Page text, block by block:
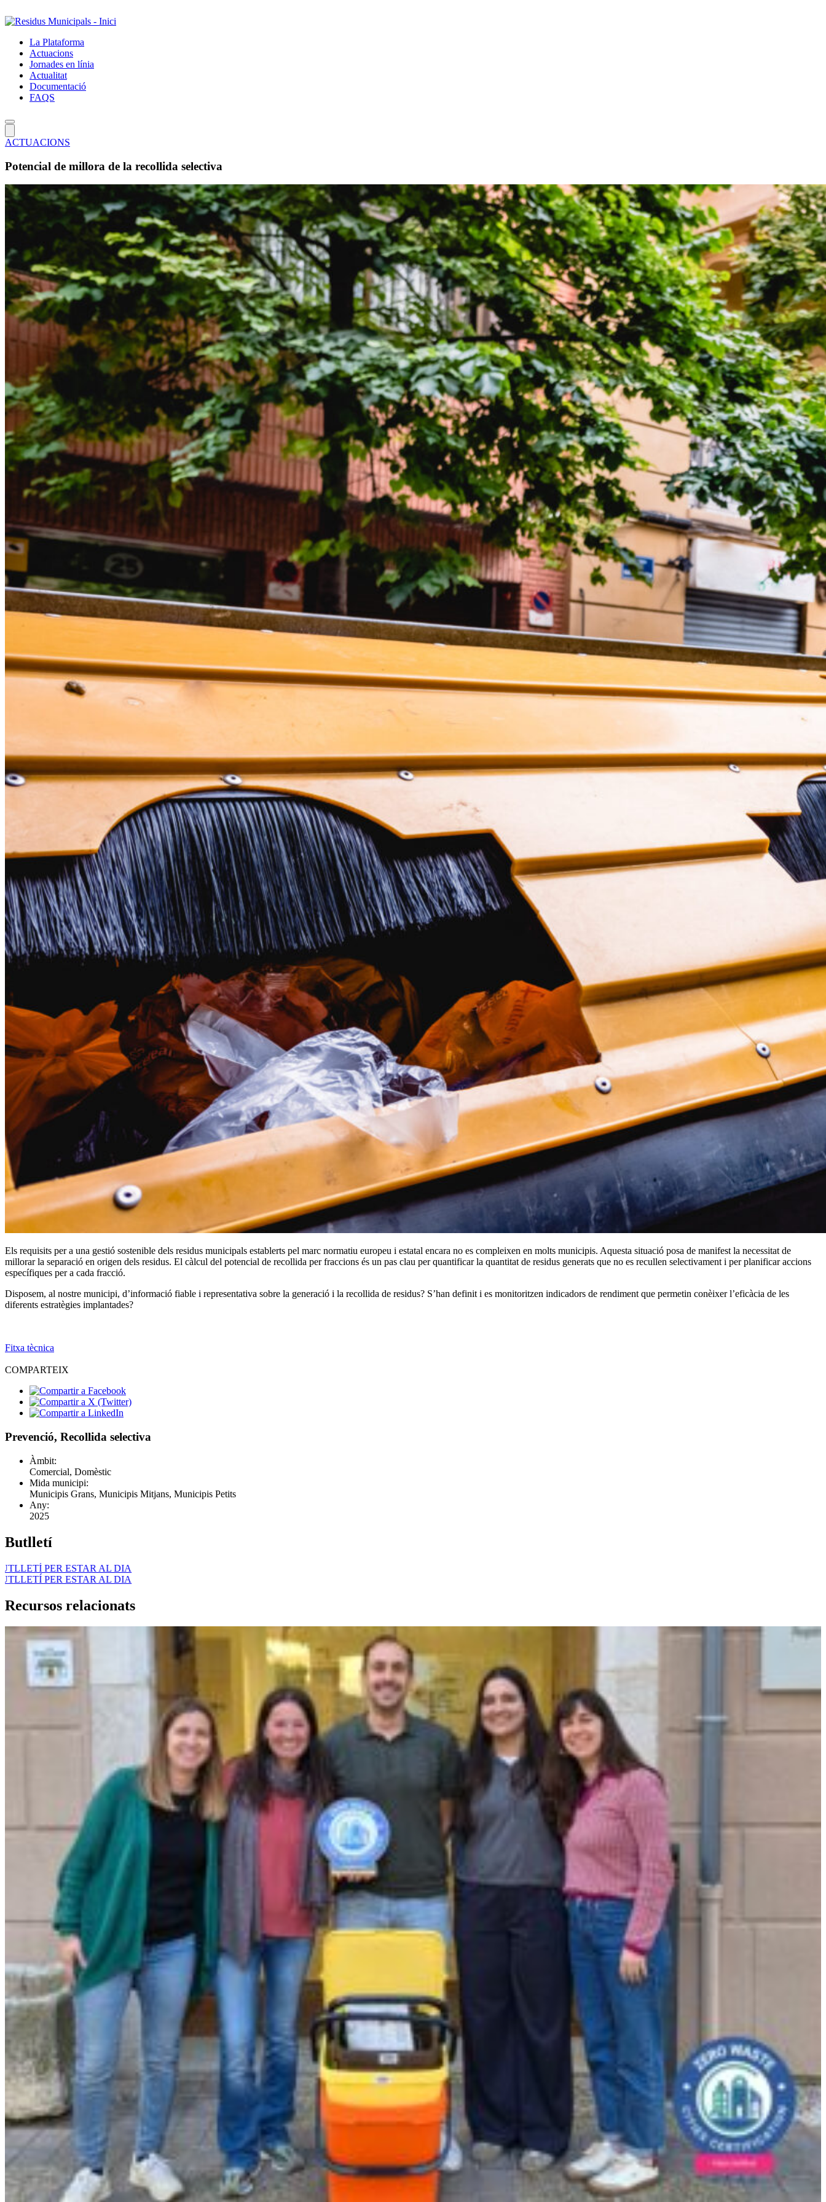
al
principalLa Plataforma
Actuacions
Jornades en línia
Actualitat
Documentació
FAQS
ACTUACIONS
Potencial de millora de la recollida selectiva
Els requisits per a una gestió sostenible dels residus municipals establerts pel marc normatiu europeu i estatal encara no es compleixen en molts municipis. Aquesta situació posa de manifest la necessitat de
millorar la separació en origen dels residus. El càlcul del potencial de recollida per fraccions és un pas clau per quantificar la quantitat de residus generats que no es recullen selectivament i per planificar accions
específiques per a cada fracció.
Disposem, al nostre municipi, d’informació fiable i representativa sobre la generació i la recollida de residus? S’han definit i es monitoritzen indicadors de rendiment que permetin conèixer l’eficàcia de les
diferents estratègies implantades?
Fitxa tècnica
COMPARTEIX
Prevenció, Recollida selectiva
Àmbit:
Comercial, Domèstic
Mida municipi:
Municipis Grans, Municipis Mitjans, Municipis Petits
Any:
2025
Butlletí
DIA
DIA
Recursos relacionats